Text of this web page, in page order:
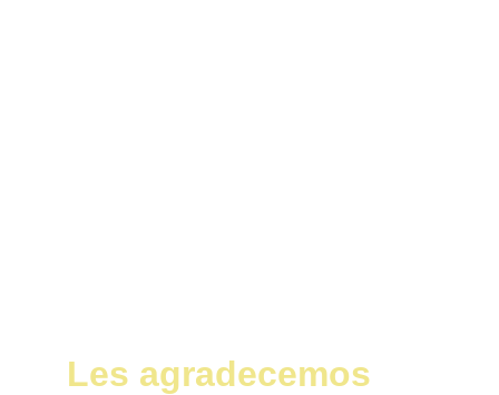
Les agradecemos